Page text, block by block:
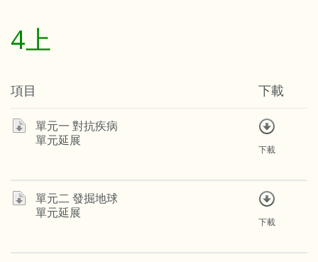
4上
項目 下載
單元一 對抗疾病
單元延展
下載
單元二 發掘地球
單元延展
下載